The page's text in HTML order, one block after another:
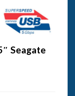
Seagate